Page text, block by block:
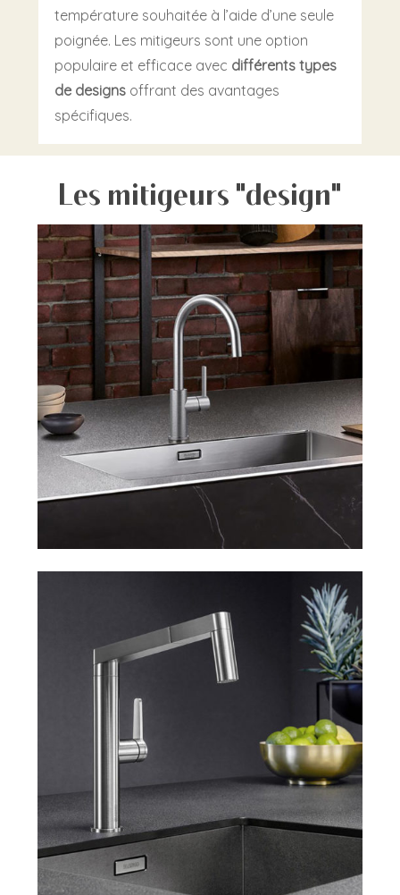
température souhaitée à l’aide d’une seule
poignée. Les mitigeurs sont une option
populaire et efficace avec différents types
de designsoffrant des avantages
spécifiques.
Les mitigeurs "design"